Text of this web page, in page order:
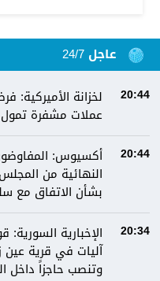
عاجل 24/7
20:44
لخزانة الأميركية:
عملات مشفرة تمول
20:44
أكسيوس: المفاوضون
النهائية من
بشأن الاتفاق مع
20:34
آليات في قرية عين
وتنصب حاجزاً داخل